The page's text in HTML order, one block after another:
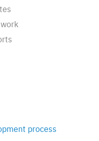
process